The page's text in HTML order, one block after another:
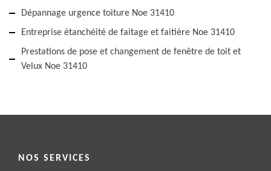
Dépannage urgence toiture Noe 31410
Entreprise étanchéité de faitage et faitière Noe 31410
Prestations de pose et changement de fenêtre de toit et
Velux Noe 31410
NOS SERVICES